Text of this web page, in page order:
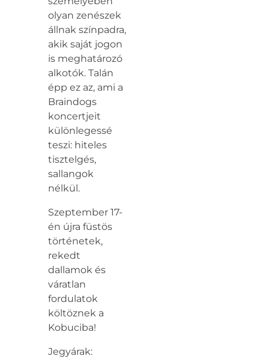
olyan zenészek
állnak színpadra,
akik saját jogon
is meghatározó
alkotók. Talán
épp ez az, ami a
Braindogs
koncertjeit
különlegessé
teszi: hiteles
tisztelgés,
sallangok
nélkül.
Szeptember 17-
én újra füstös
történetek,
rekedt
dallamok és
váratlan
fordulatok
költöznek a
Kobuciba!
Jegyárak: